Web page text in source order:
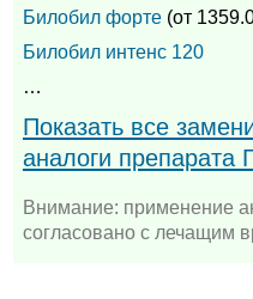
Билобил форте (от
Билобил интенс 120
…
Показать все
аналоги препарата
Внимание: применение
согласовано с лечащим